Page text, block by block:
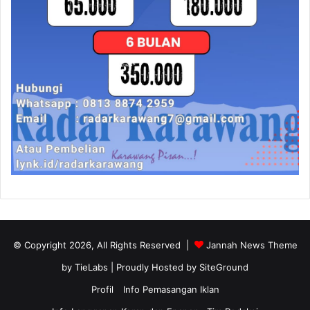
© Copyright 2026, All Rights Reserved |
Jannah News Theme
by TieLabs | Proudly Hosted by SiteGround
Profil
Info Pemasangan Iklan